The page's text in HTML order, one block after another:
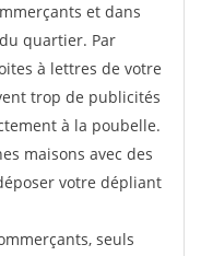
et dans
quartier. Par
à lettres de votre
trop de publicités
à la poubelle.
maisons avec des
votre dépliant
seuls